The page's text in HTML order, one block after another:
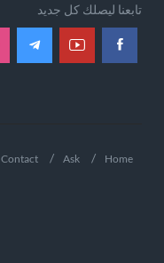
تابعنا ليصلك كل جديد
Home
Ask
Contact